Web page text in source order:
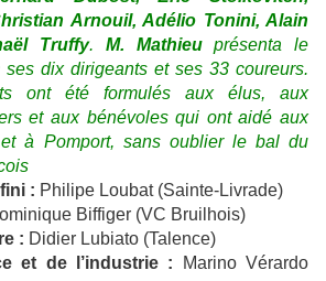
Arnouil, Adélio Tonini, Alain
Truffy. M. Mathieuprésenta le
ses dix dirigeants et ses 33 coureurs.
ont été formulés aux élus, aux
et aux bénévoles qui ont aidé aux
à Pomport, sans oublier le bal du
: Philipe Loubat (Sainte-Livrade)
Biffiger (VC Bruilhois)
: Didier Lubiato (Talence)
et de l’industrie : Marino Vérardo